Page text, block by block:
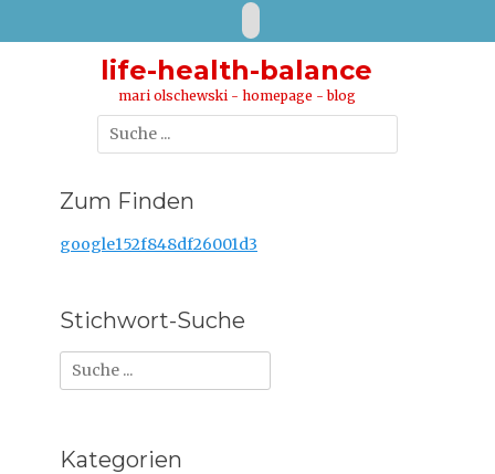
Inhalt
Mail
life-health-balance
mari olschewski - homepage - blog
Suche
nach:
Zum Finden
google152f848df26001d3
Stichwort-Suche
Suche
nach:
Kategorien